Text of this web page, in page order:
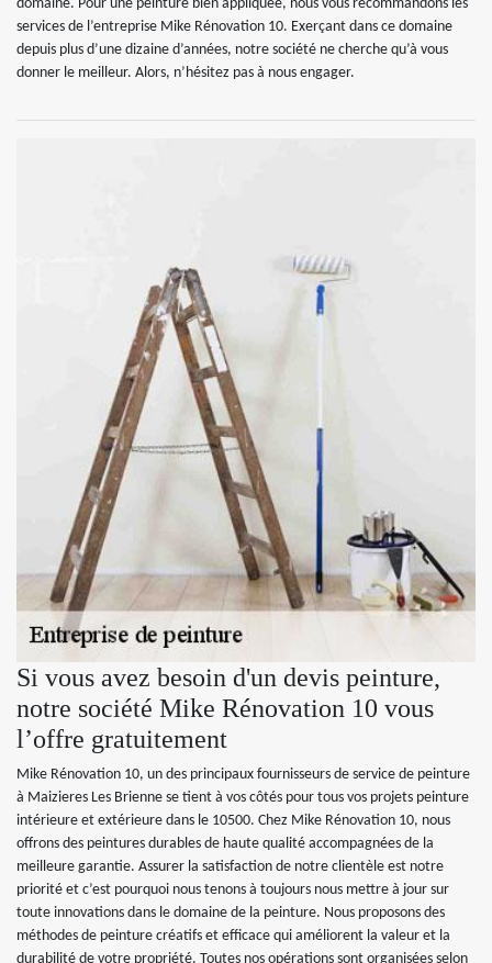
domaine. Pour une peinture bien appliquée, nous vous recommandons les
services de l’entreprise Mike Rénovation 10. Exerçant dans ce domaine
depuis plus d’une dizaine d’années, notre société ne cherche qu’à vous
donner le meilleur. Alors, n’hésitez pas à nous engager.
Si vous avez besoin d'un devis peinture,
notre société Mike Rénovation 10 vous
l’offre gratuitement
Mike Rénovation 10, un des principaux fournisseurs de service de peinture
à Maizieres Les Brienne se tient à vos côtés pour tous vos projets peinture
intérieure et extérieure dans le 10500. Chez Mike Rénovation 10, nous
offrons des peintures durables de haute qualité accompagnées de la
meilleure garantie. Assurer la satisfaction de notre clientèle est notre
priorité et c’est pourquoi nous tenons à toujours nous mettre à jour sur
toute innovations dans le domaine de la peinture. Nous proposons des
méthodes de peinture créatifs et efficace qui améliorent la valeur et la
durabilité de votre propriété. Toutes nos opérations sont organisées selon